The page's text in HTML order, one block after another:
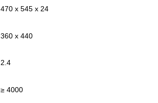
470 x 545 x 24
360 x 440
2.4
≥ 4000